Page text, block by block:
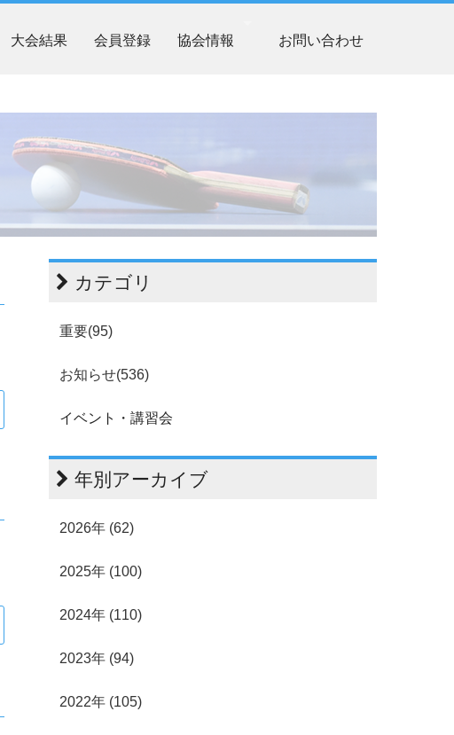
大会結果 会員登録 協会情報 お問い合わせ
カテゴリ
重要(95)
お知らせ(536)
イベント・講習会
年別アーカイブ
2026年 (62)
2025年 (100)
2024年 (110)
2023年 (94)
2022年 (105)